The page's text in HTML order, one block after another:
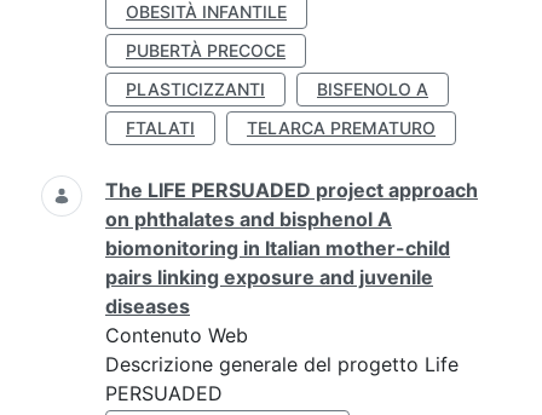
OBESITÀ INFANTILE
PUBERTÀ PRECOCE
PLASTICIZZANTI
BISFENOLO A
FTALATI
TELARCA PREMATURO
The LIFE PERSUADED project approach
on phthalates and bisphenol A
biomonitoring in Italian mother-child
pairs linking exposure and juvenile
diseases
Contenuto Web
Descrizione generale del progetto Life
PERSUADED